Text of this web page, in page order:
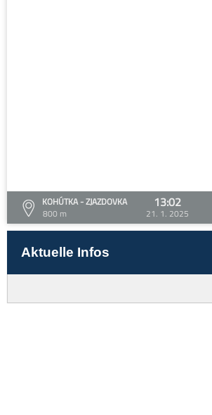
KOHÚTKA - ZJAZDOVKA
800 m
13:02
21. 1. 2025
Aktuelle Infos